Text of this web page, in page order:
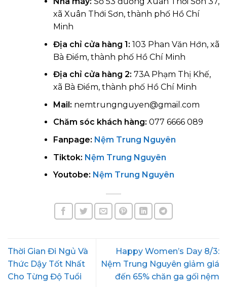
xã Xuân Thới Sơn, thành phố Hồ Chí
Minh
Địa chỉ cửa hàng 1: 103 Phan Văn Hớn, xã
Bà Điểm, thành phố Hồ Chí Minh
Địa chỉ cửa hàng 2: 73A Phạm Thị Khế,
xã Bà Điểm, thành phố Hồ Chí Minh
Mail: nemtrungnguyen@gmail.com
Chăm sóc khách hàng: 077 6666 089
Fanpage: Nệm Trung Nguyên
Tiktok: Nệm Trung Nguyên
Youtobe: Nệm Trung Nguyên
Thời Gian Đi Ngủ Và
Thức Dậy Tốt Nhất
Cho Từng Độ Tuổi
Happy Women’s Day 8/3:
Nệm Trung Nguyên giảm giá
đến 65% chăn ga gối nệm